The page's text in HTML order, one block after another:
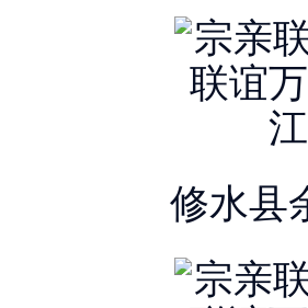
修水县